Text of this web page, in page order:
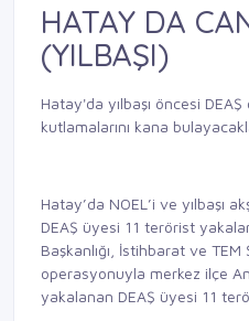
HATAY DA
(YILBAŞI)
Hatay'da yılbaşı öncesi DEAŞ
kutlamalarını kana
Hatay’da NOEL’i ve yılbaşı
DEAŞ üyesi 11 terörist
Başkanlığı, İstihbarat ve
operasyonuyla merkez ilçe
yakalanan DEAŞ üyesi 11